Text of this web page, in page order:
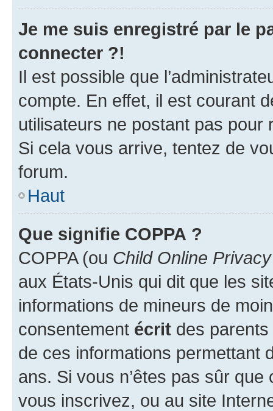
Je me suis enregistré par le
connecter ?!
Il est possible que
compte. En effet, il est courant
utilisateurs ne postant pas pour
Si cela vous arrive, tentez de
forum.
Haut
Que signifie COPPA ?
COPPA (ou Child Online
aux États-Unis qui dit que les
informations de mineurs de
consentement écrit des parents
de ces informations permettant
ans. Si vous n’êtes pas sûr
vous inscrivez, ou au site